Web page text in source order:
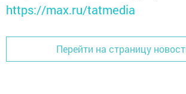
https://max.ru/tatmedia
Перейти на страницу